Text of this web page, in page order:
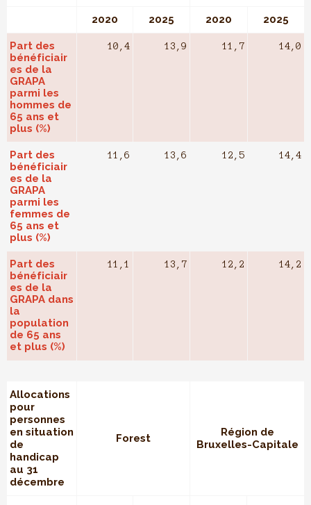
2020 2025 2020 2025
Part des
bénéficiair
es de la
GRAPA
parmi les
hommes de
65 ans et
plus (%)
10,4 13,9 11,7 14,0
Part des
bénéficiair
es de la
GRAPA
parmi les
femmes de
65 ans et
plus (%)
11,6 13,6 12,5 14,4
Part des
bénéficiair
es de la
GRAPA dans
la
population
de 65 ans
et plus (%)
11,1 13,7 12,2 14,2
Allocations
pour
personnes
en situation
de
handicap
au 31
décembre
Forest
Région de
Bruxelles-Capitale